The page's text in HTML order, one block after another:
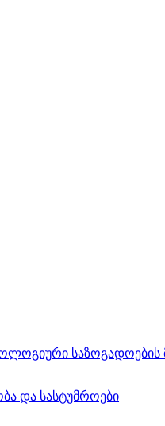
საზოგადოების მე-
და სასტუმროები